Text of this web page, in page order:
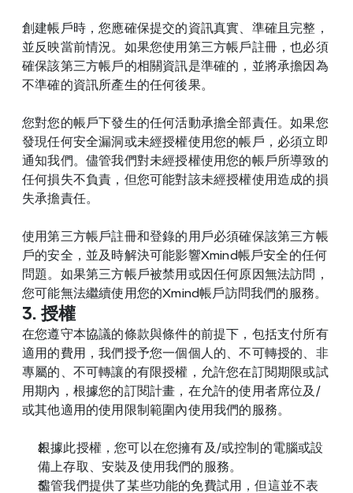
創建帳戶時，您應確保提交的資訊真實、準確且完整，
並反映當前情況。如果您使用第三方帳戶註冊，也必須
確保該第三方帳戶的相關資訊是準確的，並將承擔因為
不準確的資訊所產生的任何後果。
您對您的帳戶下發生的任何活動承擔全部責任。如果您
發現任何安全漏洞或未經授權使用您的帳戶，必須立即
通知我們。儘管我們對未經授權使用您的帳戶所導致的
任何損失不負責，但您可能對該未經授權使用造成的損
失承擔責任。
使用第三方帳戶註冊和登錄的用戶必須確保該第三方帳
戶的安全，並及時解決可能影響Xmind帳戶安全的任何
問題。如果第三方帳戶被禁用或因任何原因無法訪問，
您可能無法繼續使用您的Xmind帳戶訪問我們的服務。
3. 授權
在您遵守本協議的條款與條件的前提下，包括支付所有
適用的費用，我們授予您一個個人的、不可轉授的、非
專屬的、不可轉讓的有限授權，允許您在訂閱期限或試
用期內，根據您的訂閱計畫，在允許的使用者席位及/
或其他適用的使用限制範圍內使用我們的服務。
根據此授權，您可以在您擁有及/或控制的電腦或設
備上存取、安裝及使用我們的服務。
儘管我們提供了某些功能的免費試用，但這並不表